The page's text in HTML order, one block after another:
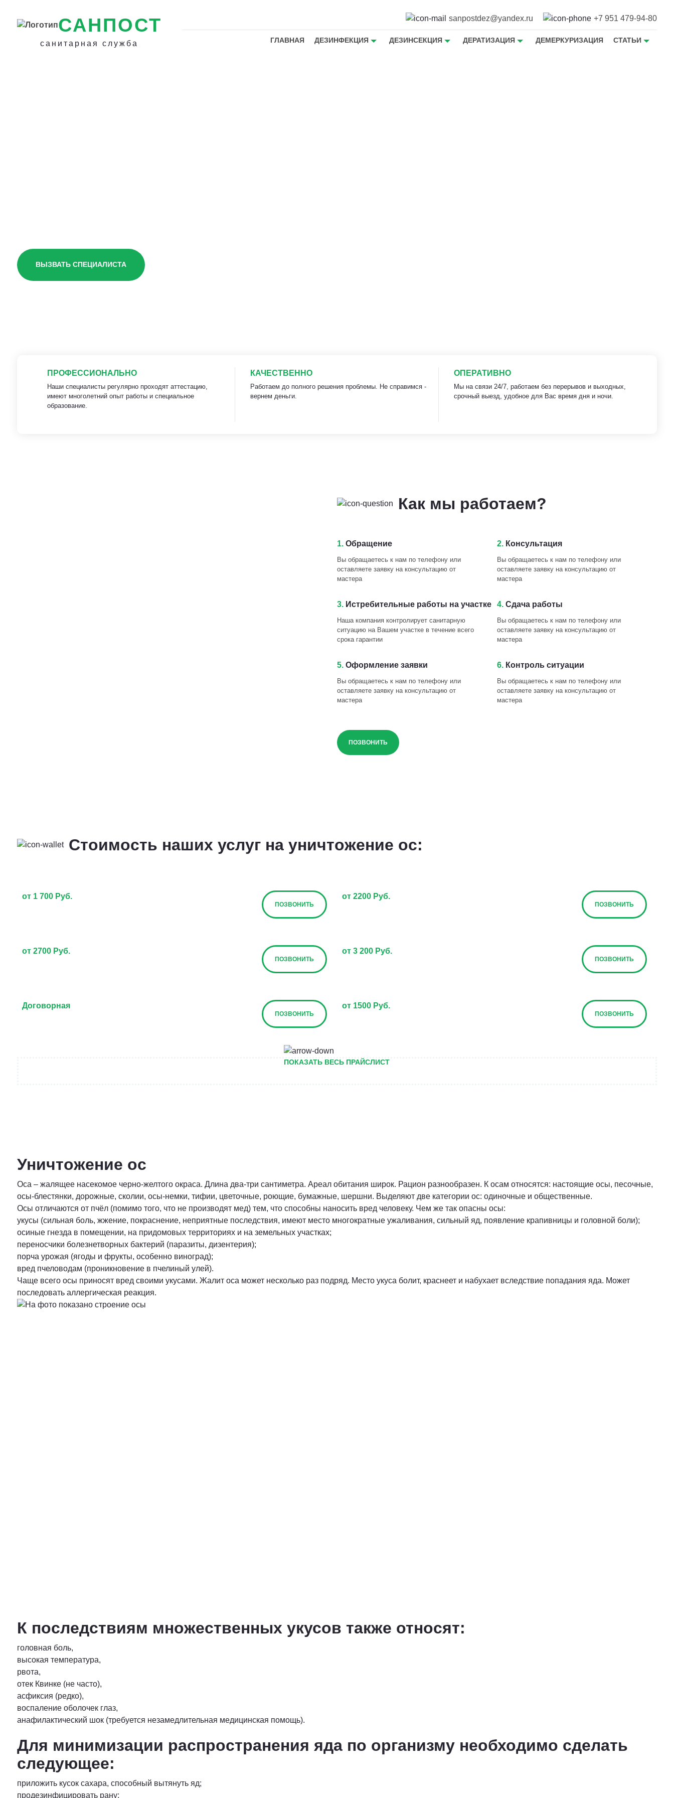
САНПОСТ
санитарная служба
sanpostdez@yandex.ru +7 951 479-94-80
ГЛАВНАЯ ДЕЗИНФЕКЦИЯ ДЕЗИНСЕКЦИЯ ДЕРАТИЗАЦИЯ ДЕМЕРКУРИЗАЦИЯ СТАТЬИ
ВЫЗВАТЬ СПЕЦИАЛИСТА
ПРОФЕССИОНАЛЬНО
Наши специалисты регулярно проходят аттестацию,
имеют многолетний опыт работы и специальное
образование.
КАЧЕСТВЕННО
Работаем до полного решения проблемы. Не справимся -
вернем деньги.
ОПЕРАТИВНО
Мы на связи 24/7, работаем без перерывов и выходных,
срочный выезд, удобное для Вас время дня и ночи.
Как мы работаем?
1. Обращение
Вы обращаетесь к нам по телефону или
оставляете заявку на консультацию от
мастера
2. Консультация
Вы обращаетесь к нам по телефону или
оставляете заявку на консультацию от
мастера
3. Истребительные работы на участке
Наша компания контролирует санитарную
ситуацию на Вашем участке в течение всего
срока гарантии
4. Сдача работы
Вы обращаетесь к нам по телефону или
оставляете заявку на консультацию от
мастера
5. Оформление заявки
Вы обращаетесь к нам по телефону или
оставляете заявку на консультацию от
мастера
6. Контроль ситуации
Вы обращаетесь к нам по телефону или
оставляете заявку на консультацию от
мастера
ПОЗВОНИТЬ
Стоимость наших услуг на уничтожение ос:
от 1 700 Руб.
ПОЗВОНИТЬ
от 2200 Руб.
ПОЗВОНИТЬ
от 2700 Руб.
ПОЗВОНИТЬ
от 3 200 Руб.
ПОЗВОНИТЬ
Договорная
ПОЗВОНИТЬ
от 1500 Руб.
ПОЗВОНИТЬ
от 5000 руб.
ПОКАЗАТЬ ВЕСЬ ПРАЙСЛИСТ
Уничтожение ос
Оса – жалящее насекомое черно-желтого окраса. Длина два-три сантиметра. Ареал обитания широк. Рацион разнообразен. К осам относятся: настоящие осы, песочные,
осы-блестянки, дорожные, сколии, осы-немки, тифии, цветочные, роющие, бумажные, шершни. Выделяют две категории ос: одиночные и общественные.
Осы отличаются от пчёл (помимо того, что не производят мед) тем, что способны наносить вред человеку. Чем же так опасны осы:
укусы (сильная боль, жжение, покраснение, неприятные последствия, имеют место многократные ужаливания, сильный яд, появление крапивницы и головной боли);
осиные гнезда в помещении, на придомовых территориях и на земельных участках;
переносчики болезнетворных бактерий (паразиты, дизентерия);
порча урожая (ягоды и фрукты, особенно виноград);
вред пчеловодам (проникновение в пчелиный улей).
Чаще всего осы приносят вред своими укусами. Жалит оса может несколько раз подряд. Место укуса болит, краснеет и набухает вследствие попадания яда. Может
последовать аллергическая реакция.
К последствиям множественных укусов также относят:
головная боль,
высокая температура,
рвота,
отек Квинке (не часто),
асфиксия (редко),
воспаление оболочек глаз,
анафилактический шок (требуется незамедлительная медицинская помощь).
Для минимизации распространения яда по организму необходимо сделать
следующее:
приложить кусок сахара, способный вытянуть яд;
продезинфицировать рану;